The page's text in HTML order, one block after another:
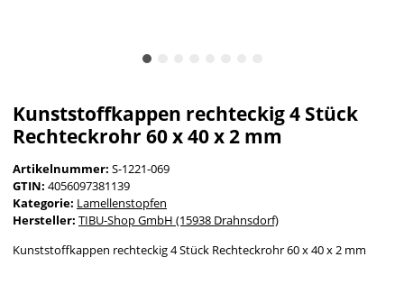
Kunststoffkappen rechteckig 4 Stück
Rechteckrohr 60 x 40 x 2 mm
Artikelnummer: S-1221-069
GTIN: 4056097381139
Kategorie: Lamellenstopfen
Hersteller: TIBU-Shop GmbH (15938 Drahnsdorf)
Kunststoffkappen rechteckig 4 Stück Rechteckrohr 60 x 40 x 2 mm